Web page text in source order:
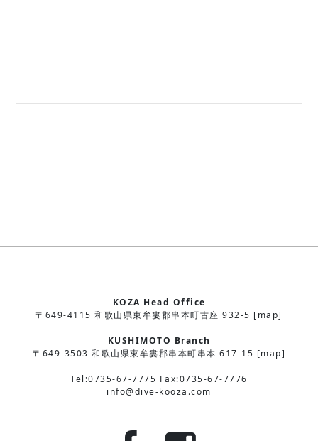
KOZA Head Office
〒649-4115 和歌山県東牟婁郡串本町古座 932-5 [map]
KUSHIMOTO Branch
〒649-3503 和歌山県東牟婁郡串本町串本 617-15 [map]
Tel:0735-67-7775 Fax:0735-67-7776
info@dive-kooza.com